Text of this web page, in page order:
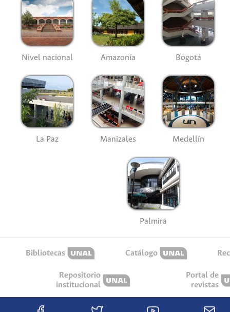
Nivel nacional Amazonía Bogotá
La Paz Manizales Medellín
Palmira
Bibliotecas Catálogo
Repositorio
institucional
Portal de
revistas